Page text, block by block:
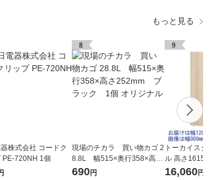
もっと見る
株式会社 コードク
PE-720NH 1個
8
現場のチカラ 買い物カゴ 2
8.8L 幅515×奥行358×高さ
252mm ブラック 1個 オ
690円
9
トーカイスク
ル 高さ
木目調ナチュ
16,060円